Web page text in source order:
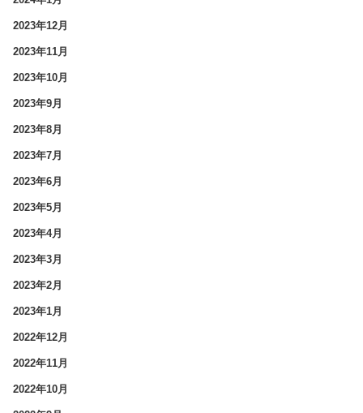
2023年12月
2023年11月
2023年10月
2023年9月
2023年8月
2023年7月
2023年6月
2023年5月
2023年4月
2023年3月
2023年2月
2023年1月
2022年12月
2022年11月
2022年10月